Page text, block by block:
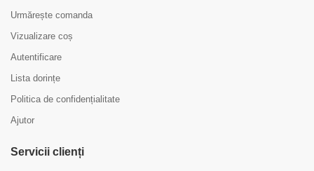
Urmărește comanda
Vizualizare coș
Autentificare
Lista dorințe
Politica de confidențialitate
Ajutor
Servicii clienți